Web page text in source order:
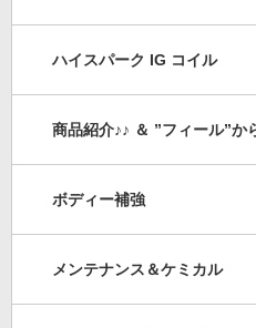
ハイスパーク IG コイル
商品紹介♪♪ ＆ ”フィール”か
ボディー補強
メンテナンス＆ケミカル